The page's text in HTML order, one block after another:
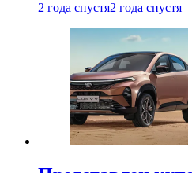
2 года спустя2 года спустя